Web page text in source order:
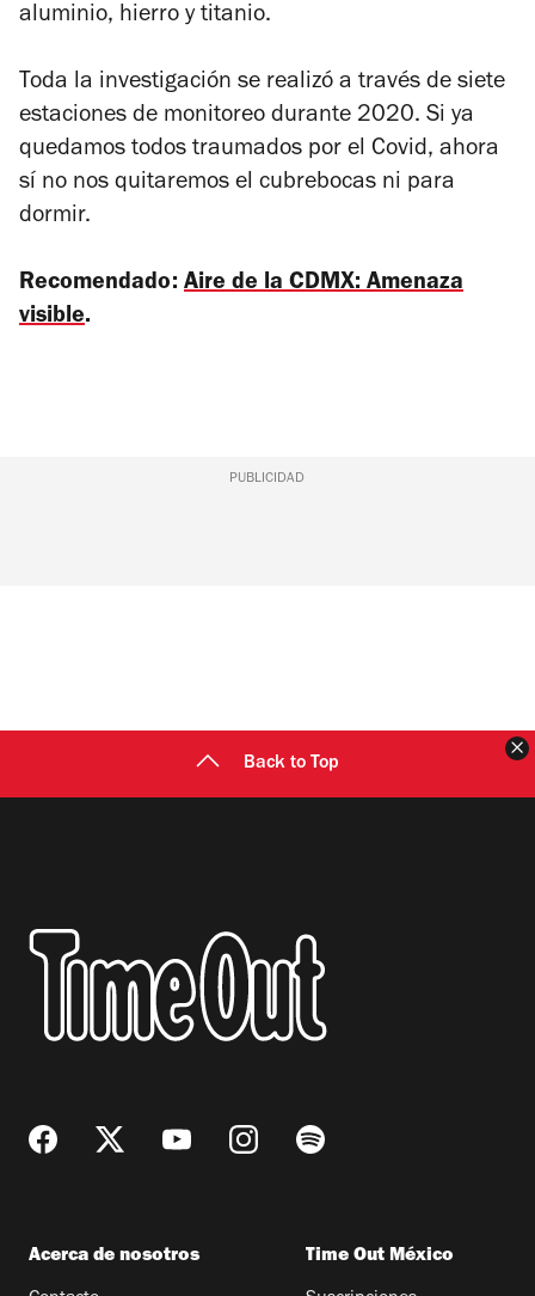
aluminio, hierro y titanio.
Toda la investigación se realizó a través de siete
estaciones de monitoreo durante 2020. Si ya
quedamos todos traumados por el Covid, ahora
sí no nos quitaremos el cubrebocas ni para
dormir.
Recomendado: Aire de la CDMX: Amenaza
visible.
PUBLICIDAD
Back to Top
Acerca de nosotros Time Out México